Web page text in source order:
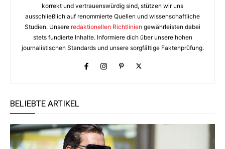
korrekt und vertrauenswürdig sind, stützen wir uns
ausschließlich auf renommierte Quellen und wissenschaftliche
Studien. Unsere redaktionellen Richtlinien gewährleisten dabei
stets fundierte Inhalte. Informiere dich über unsere hohen
journalistischen Standards und unsere sorgfältige Faktenprüfung.
BELIEBTE ARTIKEL